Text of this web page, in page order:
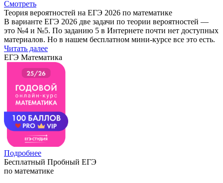
Смотреть
Теория вероятностей на ЕГЭ 2026 по математике
В варианте ЕГЭ 2026 две задачи по теории вероятностей —
это №4 и №5. По заданию 5 в Интернете почти нет доступных
материалов. Но в нашем бесплатном мини-курсе все это есть.
Читать далее
ЕГЭ Математика
Подробнее
Бесплатный Пробный ЕГЭ
по математике